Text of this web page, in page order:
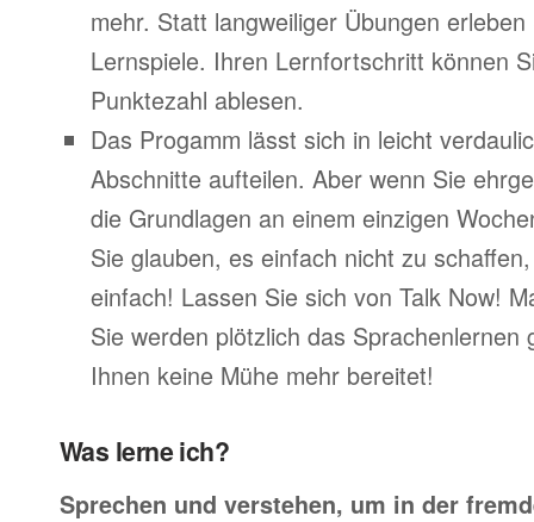
mehr. Statt langweiliger Übungen
Lernspiele. Ihren Lernfortschritt können
Punktezahl ablesen.
Das Progamm lässt sich in leicht
Abschnitte aufteilen. Aber wenn Sie
die Grundlagen an einem einzigen
Sie glauben, es einfach nicht zu
einfach! Lassen Sie sich von Talk Now!
Sie werden plötzlich das Sprachenlernen
Ihnen keine Mühe mehr bereitet!
Was lerne ich?
Sprechen und verstehen, um in der